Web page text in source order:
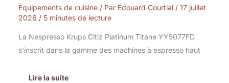
Équipements de cuisine/ Par Édouard Courtial / 17 juillet
2026 / 5 minutes de lecture
La Nespresso Krups Citiz Platinum Titane YY5077FD
s’inscrit dans la gamme des machines à espresso haut
Lire la suite